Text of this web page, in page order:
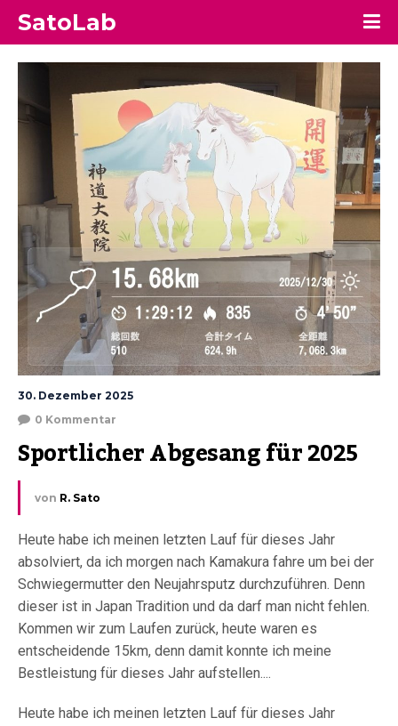
SatoLab
30. Dezember 2025
0 Kommentar
Sportlicher Abgesang für 2025
von R. Sato
Heute habe ich meinen letzten Lauf für dieses Jahr
absolviert, da ich morgen nach Kamakura fahre um bei der
Schwiegermutter den Neujahrsputz durchzuführen. Denn
dieser ist in Japan Tradition und da darf man nicht fehlen.
Kommen wir zum Laufen zurück, heute waren es
entscheidende 15km, denn damit konnte ich meine
Bestleistung für dieses Jahr aufstellen....
Heute habe ich meinen letzten Lauf für dieses Jahr